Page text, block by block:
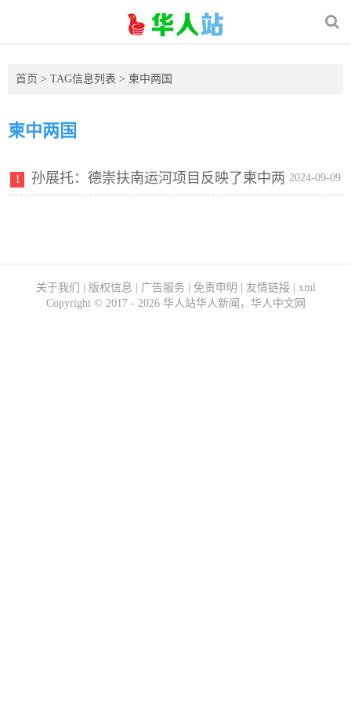
首页 > TAG信息列表 > 柬中两国
柬中两国
2024-09-09
1 孙展托：德崇扶南运河项目反映了柬中两
关于我们 版权信息 广告服务 免责申明 友情链接| xml
Copyright © 2017 - 2026 华人站华人新闻，华人中文网